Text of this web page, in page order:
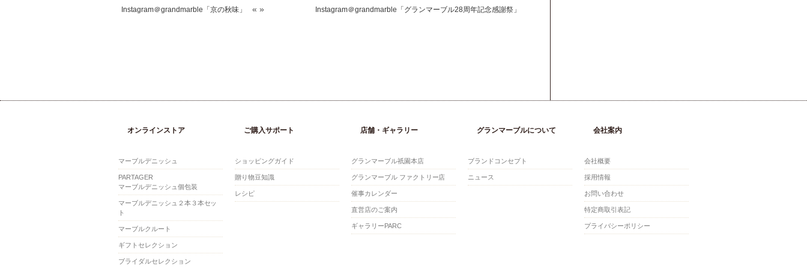
«
Instagram＠grandmarble「京の秋味」 Instagram＠grandmarble「グランマーブル28周年記念感謝祭」
»
オンラインストア
マーブルデニッシュ
PARTAGER
マーブルデニッシュ個包装
マーブルデニッシュ２本３本セッ
ト
マーブルクルート
ギフトセレクション
ブライダルセレクション
ご購入サポート
ショッピングガイド
贈り物豆知識
レシピ
店舗・ギャラリー
グランマーブル祇園本店
グランマーブル ファクトリー店
催事カレンダー
直営店のご案内
ギャラリーPARC
グランマーブルについて
ブランドコンセプト
ニュース
会社案内
会社概要
採用情報
お問い合わせ
特定商取引表記
プライバシーポリシー